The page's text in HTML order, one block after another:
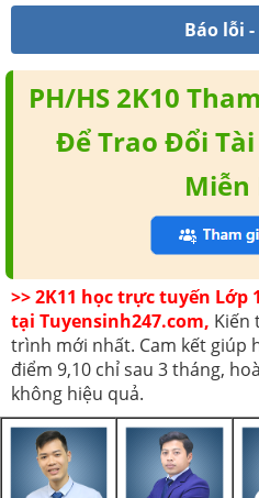
Báo lỗi -
PH/HS 2K10
Để Trao Đổi
Miễn
>> 2K11 học trực tuyến Lớp
tại Tuyensinh247.com, Kiến
trình mới nhất. Cam kết giúp
điểm 9,10 chỉ sau 3 tháng,
không hiệu quả.